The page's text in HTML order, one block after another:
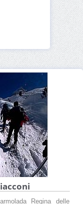
Regina delle